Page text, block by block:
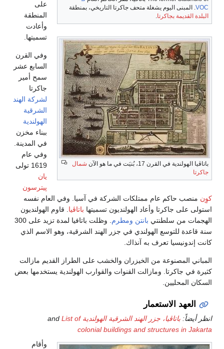
VOC . المبنى اليوم يشغلة متحف جاكرتا التاريخي، بمنطقة
البلدة القديمة بجاكرتا
باتاڤيا الهولندية في القرن 17، بُنيَت في ما هو الآن
شمال
جاكرتا
على
المنطقة
وأعادت
تسميتها.
وفي القرن
السابع عشر
سمح أمير
جاكرتا
لشركة الهند
الشرقية
الهولندية
ببناء مخزن
في المدينة.
وفي عام
1619 تولى
يان
پيترسون
كوِن منصب حاكم عام ممتلكات الشركة في آسيا. وفي العام نفسه
استولى على جاكرتا وأعاد الهولنديون تسميتها باتاڤيا. قاوم الهولنديون
الهجمات من سلطنتي بانتن ومطرم
. وظلت باتافيا لمدة تزيد على 300
سنة قاعدة للتوسع الهولندي في جزر الهند الشرقية، وهو الاسم الذي
كانت إندونيسيا تعرف به آنذاك.
المباني المصنوعة من الخيزران والخشب على الطراز القديم مازالت
كثيرة في جاكرتا. ومازالت القنوات والقوارب الهولندية يستخدمها بعض
السكان المحليين.
العهد الاستعمار
انظر أيضاً: باتاڤيا، جزر الهند الشرقية الهولندية and
List of
colonial buildings and structures in Jakarta
وأقام